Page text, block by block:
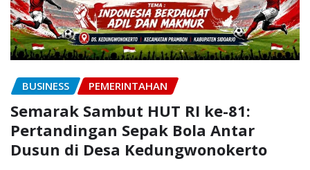
BUSINESS PEMERINTAHAN
Semarak Sambut HUT RI ke-81:
Pertandingan Sepak Bola Antar
Dusun di Desa Kedungwonokerto